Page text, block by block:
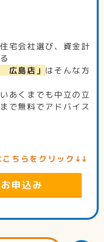
宅会社選び、資金計
広島店」 はそんな方
あくまでも中立の立
で無料でアドバイス
ちらをクリック↓↓
申込み